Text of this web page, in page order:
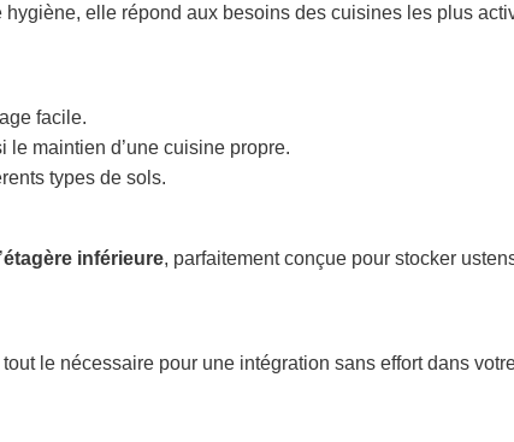
elle répond aux besoins des cuisines les plus
facile.
maintien d’une cuisine propre.
types de sols.
étagère inférieure, parfaitement conçue pour stocker
le nécessaire pour une intégration sans effort dans